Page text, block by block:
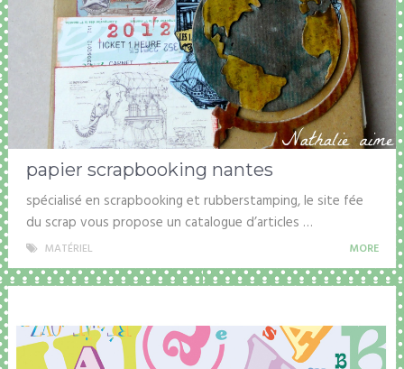
papier scrapbooking nantes
spécialisé en scrapbooking et rubberstamping, le site fée
du scrap vous propose un catalogue d’articles …
MATÉRIEL MORE